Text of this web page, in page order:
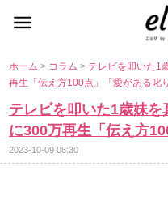
ホーム> コラム> テレビを叩いた1
再生「伝え方100点」「愛がある叱
テレビを叩いた1歳妹
に300万再生「伝え方
2023-10-09 08:30